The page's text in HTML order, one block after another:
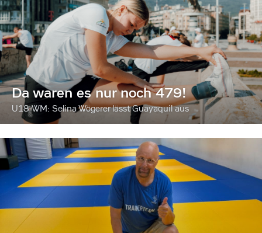
Da waren es nur noch 479!
U18-WM: Selina Wögerer lässt Guayaquil aus